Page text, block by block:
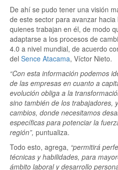
De ahí se pudo tener una visión
de este sector para avanzar
quienes trabajan en él, de modo
adaptarse a los procesos de
4.0 a nivel mundial, de acuerdo
del Sence Atacama, Víctor Nieto.
“Con esta información podemos
de las empresas en cuanto a
evolución obliga a la
sino también de los trabajadores,
cambios, donde necesitamos
específicas para potenciar la
región”, puntualiza.
Todo esto, agrega, “permitirá
técnicas y habilidades, para
ámbito laboral y desarrollo